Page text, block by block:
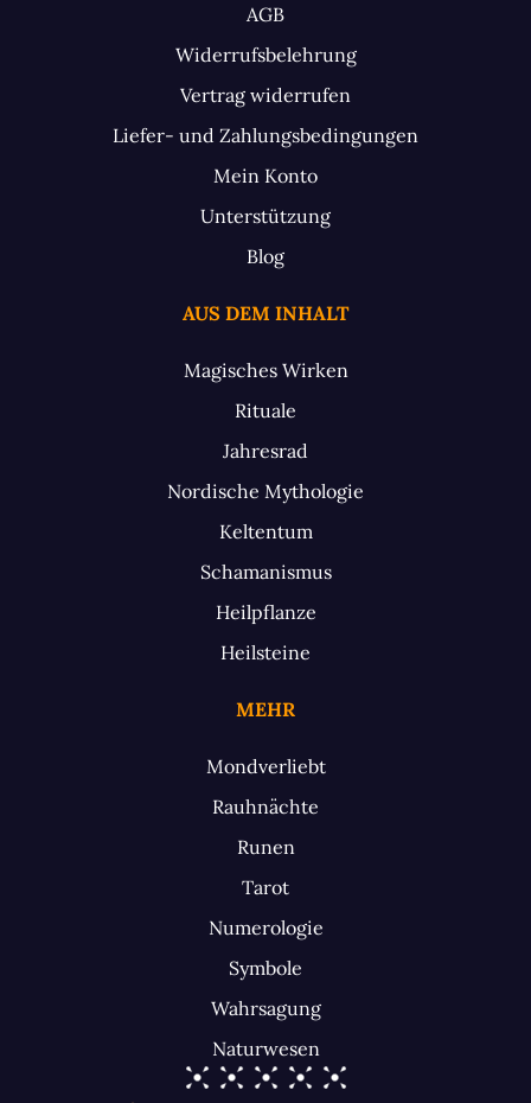
AGB
Widerrufsbelehrung
Vertrag widerrufen
Liefer- und Zahlungsbedingungen
Mein Konto
Unterstützung
Blog
AUS DEM INHALT
Magisches Wirken
Rituale
Jahresrad
Nordische Mythologie
Keltentum
Schamanismus
Heilpflanze
Heilsteine
MEHR
Mondverliebt
Rauhnächte
Runen
Tarot
Numerologie
Symbole
Wahrsagung
Naturwesen